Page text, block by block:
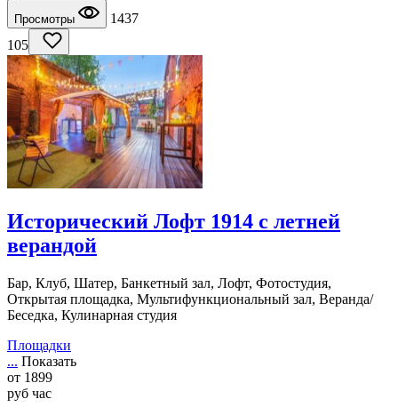
Просмотры
1437
105
Исторический Лофт 1914 с летней
верандой
Бар, Клуб, Шатер, Банкетный зал, Лофт, Фотостудия,
Открытая площадка, Мультифункциональный зал, Веранда/
Беседка, Кулинарная студия
Площадки
... Показать
от 1899
руб час